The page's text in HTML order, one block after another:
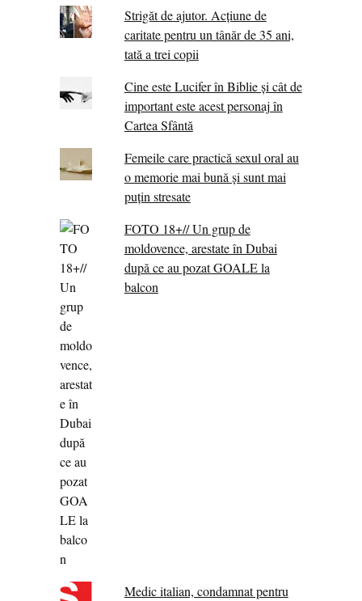
Strigăt de ajutor. Acțiune de
caritate pentru un tânăr de 35 ani,
tată a trei copii
Cine este Lucifer în Biblie și cât de
important este acest personaj în
Cartea Sfântă
Femeile care practică sexul oral au
o memorie mai bună și sunt mai
puțin stresate
FOTO 18+// Un grup de
moldovence, arestate în Dubai
după ce au pozat GOALE la
balcon
Medic italian, condamnat pentru